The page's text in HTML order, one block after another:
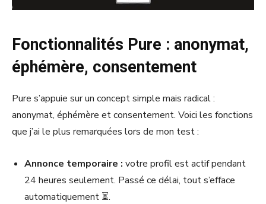
Fonctionnalités Pure : anonymat,
éphémère, consentement
Pure s’appuie sur un concept simple mais radical :
anonymat, éphémère et consentement. Voici les fonctions
que j’ai le plus remarquées lors de mon test :
Annonce temporaire : votre profil est actif pendant
24 heures seulement. Passé ce délai, tout s’efface
automatiquement ⏳.